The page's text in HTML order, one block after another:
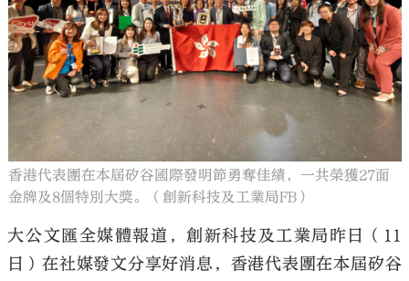
香港代表團在本屆矽谷國際發明節勇奪佳績，一共榮獲27面
金牌及8個特別大獎。（創新科技及工業局FB）
大公文匯全媒體報道，創新科技及工業局昨日（11
日）在社媒發文分享好消息，香港代表團在本屆矽谷